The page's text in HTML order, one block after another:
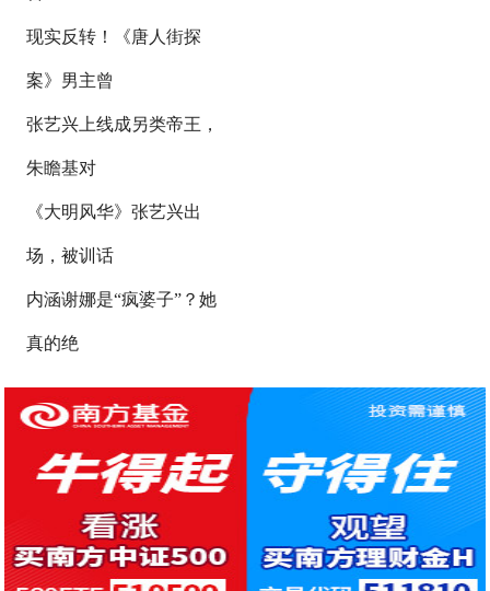
现实反转！《唐人街探
案》男主曾
张艺兴上线成另类帝王，
朱瞻基对
《大明风华》张艺兴出
场，被训话
内涵谢娜是“疯婆子”？她
真的绝